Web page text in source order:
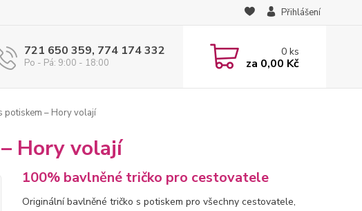
Přihlášení
721 650 359, 774 174 332
Po - Pá: 9:00 - 18:00
0ks
za 0,00 Kč
potiskem – Hory volají
Hory volají
100% bavlněné tričko pro cestovatele
Originální bavlněné tričko s potiskem pro všechny cestovatele,